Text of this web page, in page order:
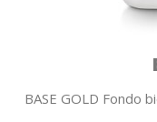
BASE GOLD Fondo